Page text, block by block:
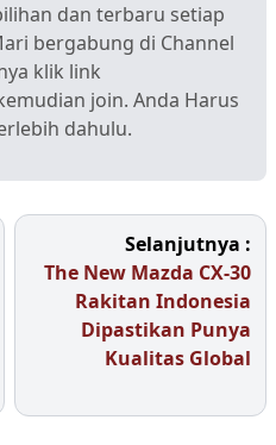
dan terbaru setiap
bergabung di Channel
klik link
join. Anda Harus
dahulu.
Selanjutnya :
The New Mazda CX-30
Rakitan Indonesia
Dipastikan Punya
Kualitas Global